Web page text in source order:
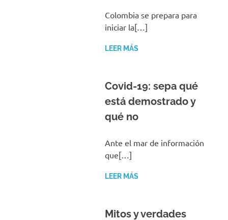
Colombia se prepara para
iniciar la[…]
LEER MÁS
Covid-19: sepa qué
está demostrado y
qué no
Ante el mar de información
que[…]
LEER MÁS
Mitos y verdades